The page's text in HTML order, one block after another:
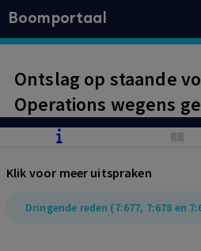
Boomportaal
Ontslag op staande
Operations wegens
creditcard van
Klik voor meer uitspraken
Dringende reden (7:677, 7:678 en